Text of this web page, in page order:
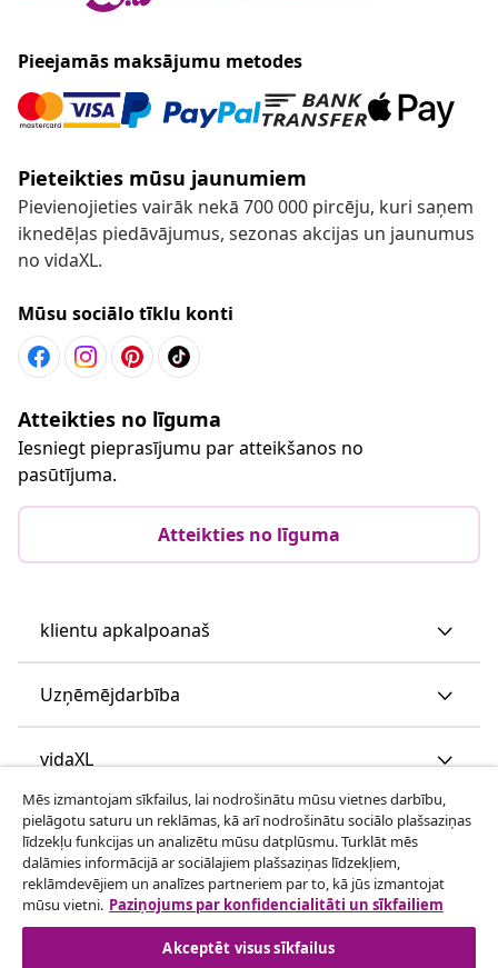
Pieejamās maksājumu metodes
Pieteikties mūsu jaunumiem
Pievienojieties vairāk nekā 700 000 pircēju, kuri saņem
iknedēļas piedāvājumus, sezonas akcijas un jaunumus
no vidaXL.
Mūsu sociālo tīklu konti
Atteikties no līguma
Iesniegt pieprasījumu par atteikšanos no
pasūtījuma.
Atteikties no līguma
klientu apkalpoanaš
Uzņēmējdarbība
vidaXL
Apskatiet vairāk
Mēs izmantojam sīkfailus, lai nodrošinātu mūsu vietnes darbību,
pielāgotu saturu un reklāmas, kā arī nodrošinātu sociālo plašsaziņas
līdzekļu funkcijas un analizētu mūsu datplūsmu. Turklāt mēs
dalāmies informācijā ar sociālajiem plašsaziņas līdzekļiem,
reklāmdevējiem un analīzes partneriem par to, kā jūs izmantojat
mūsu vietni. Paziņojums par konfidencialitāti un sīkfailiem
Akceptēt visus sīkfailus